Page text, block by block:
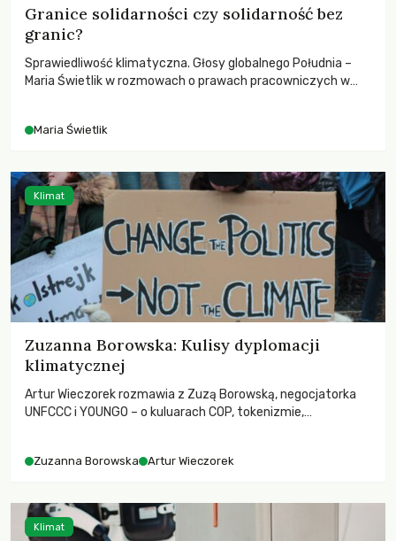
Granice solidarności czy solidarność bez
granic?
Sprawiedliwość klimatyczna. Głosy globalnego Południa –
Maria Świetlik w rozmowach o prawach pracowniczych w
Maria Świetlik
Zuzanna Borowska: Kulisy dyplomacji
klimatycznej
Artur Wieczorek rozmawia z Zuzą Borowską, negocjatorka
UNFCCC i YOUNGO – o kuluarach COP, tokenizmie,
Zuzanna Borowska Artur Wieczorek
Klimat
Klimat